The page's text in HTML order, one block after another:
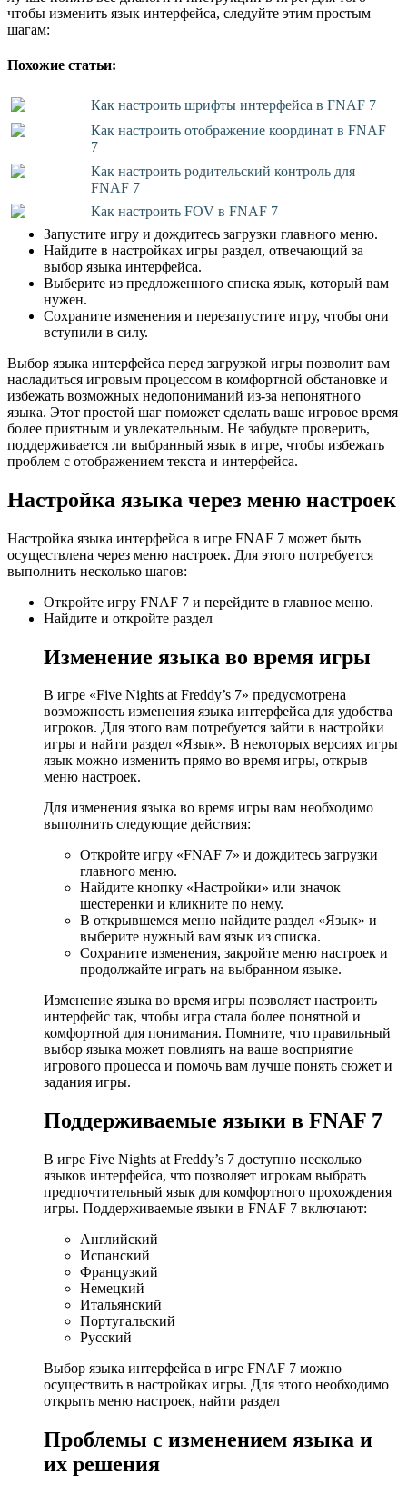
чтобы изменить язык интерфейса, следуйте этим простым
шагам:
Похожие статьи:
Как настроить шрифты интерфейса в FNAF 7
Как настроить отображение координат в FNAF
7
Как настроить родительский контроль для
FNAF 7
Как настроить FOV в FNAF 7
Запустите игру и дождитесь загрузки главного меню.
Найдите в настройках игры раздел, отвечающий за
выбор языка интерфейса.
Выберите из предложенного списка язык, который вам
нужен.
Сохраните изменения и перезапустите игру, чтобы они
вступили в силу.
Выбор языка интерфейса перед загрузкой игры позволит вам
насладиться игровым процессом в комфортной обстановке и
избежать возможных недопониманий из-за непонятного
языка. Этот простой шаг поможет сделать ваше игровое время
более приятным и увлекательным. Не забудьте проверить,
поддерживается ли выбранный язык в игре, чтобы избежать
проблем с отображением текста и интерфейса.
Настройка языка через меню настроек
Настройка языка интерфейса в игре FNAF 7 может быть
осуществлена через меню настроек. Для этого потребуется
выполнить несколько шагов:
Откройте игру FNAF 7 и перейдите в главное меню.
Найдите и откройте раздел
Изменение языка во время игры
В игре «Five Nights at Freddy’s 7» предусмотрена
возможность изменения языка интерфейса для удобства
игроков. Для этого вам потребуется зайти в настройки
игры и найти раздел «Язык». В некоторых версиях игры
язык можно изменить прямо во время игры, открыв
меню настроек.
Для изменения языка во время игры вам необходимо
выполнить следующие действия:
Откройте игру «FNAF 7» и дождитесь загрузки
главного меню.
Найдите кнопку «Настройки» или значок
шестеренки и кликните по нему.
В открывшемся меню найдите раздел «Язык» и
выберите нужный вам язык из списка.
Сохраните изменения, закройте меню настроек и
продолжайте играть на выбранном языке.
Изменение языка во время игры позволяет настроить
интерфейс так, чтобы игра стала более понятной и
комфортной для понимания. Помните, что правильный
выбор языка может повлиять на ваше восприятие
игрового процесса и помочь вам лучше понять сюжет и
задания игры.
Поддерживаемые языки в FNAF 7
В игре Five Nights at Freddy’s 7 доступно несколько
языков интерфейса, что позволяет игрокам выбрать
предпочтительный язык для комфортного прохождения
игры. Поддерживаемые языки в FNAF 7 включают:
Английский
Испанский
Французкий
Немецкий
Итальянский
Португальский
Русский
Выбор языка интерфейса в игре FNAF 7 можно
осуществить в настройках игры. Для этого необходимо
открыть меню настроек, найти раздел
Проблемы с изменением языка и
их решения